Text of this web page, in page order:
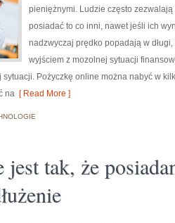
pieniężnymi. Ludzie często
posiadać to co inni, nawet jeśli ich
nadzwyczaj prędko popadają w
wyjściem z mozolnej sytuacji
sytuacji. Pożyczkę online można nabyć w
na [ Read More ]
jest tak, że